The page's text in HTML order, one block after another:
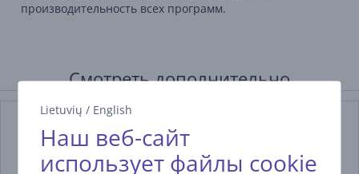
Lietuvių / English
Наш веб-сайт
использует файлы cookie
производительность всех программ.
Смотреть дополнительно